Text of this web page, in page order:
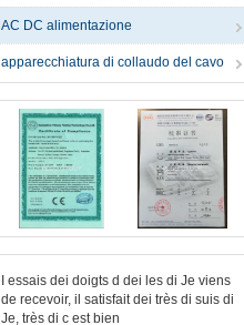
AC DC alimentazione
apparecchiatura di collaudo del cavo
I essais dei doigts d dei les di Je viens
de recevoir, il satisfait dei très di suis di
Je, très di c est bien